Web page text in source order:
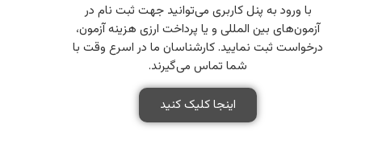
با ورود به پنل کاربری می‌توانید جهت ثبت نام در
آزمون‌های بین المللی و یا پرداخت ارزی هزینه آزمون،
درخواست ثبت نمایید. کارشناسان ما در اسرع وقت با
شما تماس می‌گیرند.
اینجا کلیک کنید